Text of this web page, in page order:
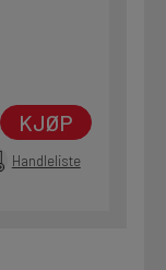
KJØP
Handleliste